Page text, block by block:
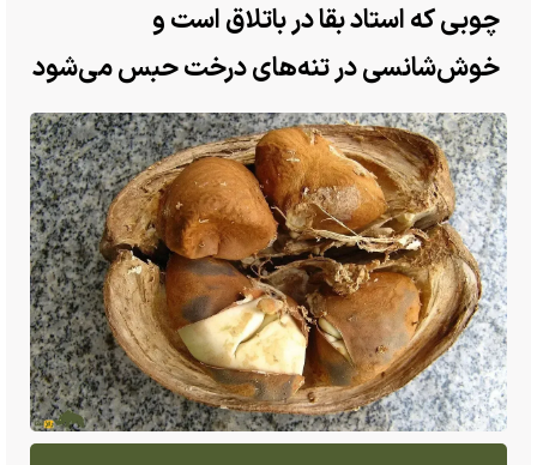
چوبی که استاد بقا در باتلاق است و
خوش‌شانسی در تنه‌های درخت حبس می‌شود